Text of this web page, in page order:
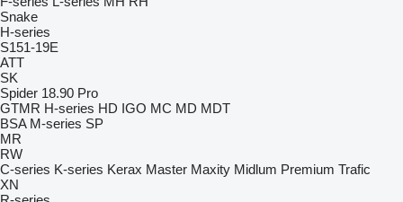
Snake
H-series
S151-19E
ATT
SK
Spider 18.90 Pro
GTMR H-series HD IGO MC MD MDT
BSA M-series SP
MR
RW
C-series K-series Kerax Master Maxity Midlum Premium Trafic
XN